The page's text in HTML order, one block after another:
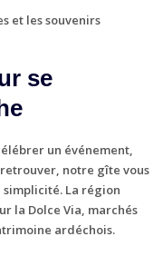
et les souvenirs
se
un événement,
notre gîte vous
simplicité. La région
la Dolce Via, marchés
ardéchois.